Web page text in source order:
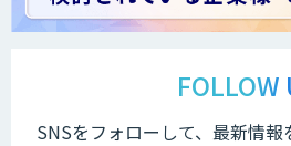
FOLLOW
SNSをフォローして、最新情報